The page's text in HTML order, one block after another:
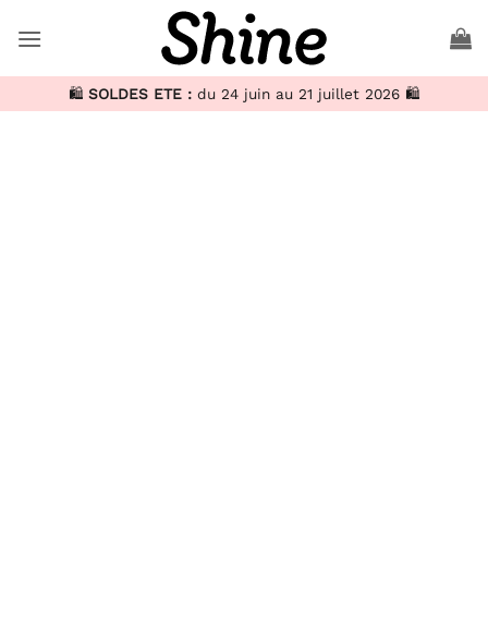
🛍️ SOLDES ETE : du 24 juin au 21 juillet 2026 🛍️